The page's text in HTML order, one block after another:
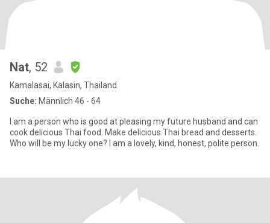
Nat, 52
Kamalasai, Kalasin, Thailand
Suche: Männlich 46 - 64
I am a person who is good at pleasing my future husband and can
cook delicious Thai food. Make delicious Thai bread and desserts.
Who will be my lucky one? I am a lovely, kind, honest, polite person.